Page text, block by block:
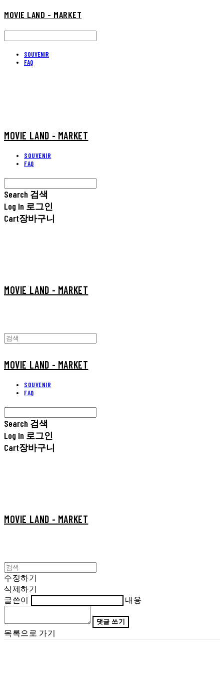
MOVIE LAND - MARKET
SOUVENIR
FAQ
MOVIE LAND - MARKET
SOUVENIR
FAQ
Search 검색
Log In 로그인
Cart장바구니
MOVIE LAND - MARKET
MOVIE LAND - MARKET
SOUVENIR
FAQ
Search 검색
Log In 로그인
Cart장바구니
MOVIE LAND - MARKET
수정하기
삭제하기
글쓴이
내용
댓글 쓰기
목록으로 가기